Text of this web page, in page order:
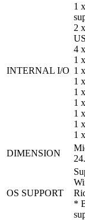
INTERNAL I/O
1
2
4
1
1
1
1
1
1
1
1
DIMENSION
OS SUPPORT
*